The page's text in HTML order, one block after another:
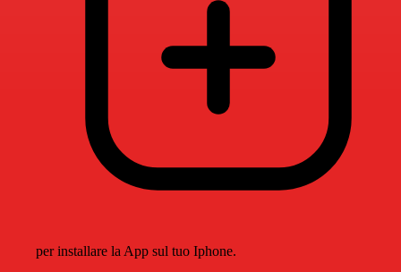
per installare la App sul tuo Iphone.